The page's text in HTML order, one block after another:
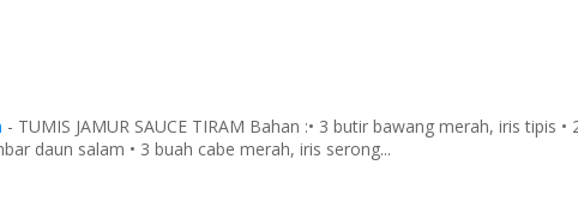
- TUMIS JAMUR SAUCE TIRAM Bahan :• 3 butir bawang merah, iris tipis •
daun salam • 3 buah cabe merah, iris serong...